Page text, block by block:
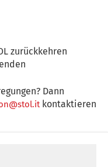
zurückkehren
Dann
kontaktieren